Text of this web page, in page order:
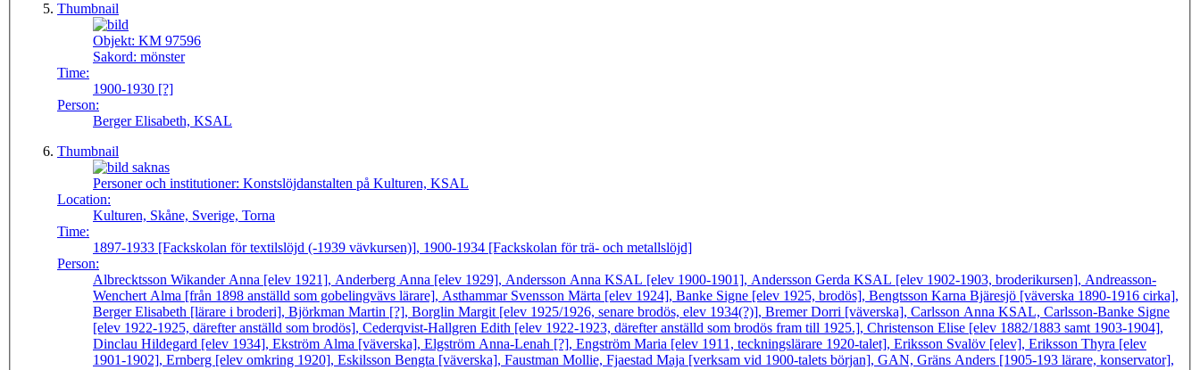
Thumbnail
Objekt: KM 97596
Sakord: mönster
Time:
1900-1930 [?]
Person:
Berger Elisabeth, KSAL
Thumbnail
Personer och institutioner: Konstslöjdanstalten på Kulturen, KSAL
Location:
Kulturen, Skåne, Sverige, Torna
Time:
1897-1933 [Fackskolan för textilslöjd (-1939 vävkursen)], 1900-1934 [Fackskolan för trä- och metallslöjd]
Person:
Albrecktsson Wikander Anna [elev 1921], Anderberg Anna [elev 1929], Andersson Anna KSAL [elev 1900-1901], Andersson Gerda KSAL [elev 1902-1903, broderikursen], Andreasson-
Wenchert Alma [från 1898 anställd som gobelingvävs lärare], Asthammar Svensson Märta [elev 1924], Banke Signe [elev 1925, brodös], Bengtsson Karna Bjäresjö [väverska 1890-1916 cirka],
Berger Elisabeth [lärare i broderi], Björkman Martin [?], Borglin Margit [elev 1925/1926, senare brodös, elev 1934(?)], Bremer Dorri [väverska], Carlsson Anna KSAL, Carlsson-Banke Signe
[elev 1922-1925, därefter anställd som brodös], Cederqvist-Hallgren Edith [elev 1922-1923, därefter anställd som brodös fram till 1925.], Christenson Elise [elev 1882/1883 samt 1903-1904],
Dinclau Hildegard [elev 1934], Ekström Alma [väverska], Elgström Anna-Lenah [?], Engström Maria [elev 1911, teckningslärare 1920-talet], Eriksson Svalöv [elev], Eriksson Thyra [elev
1901-1902], Ernberg [elev omkring 1920], Eskilsson Bengta [väverska], Faustman Mollie, Fjaestad Maja [verksam vid 1900-talets början], GAN, Gräns Anders [1905-193 lärare, konservator],